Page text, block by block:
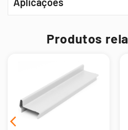
Produtos